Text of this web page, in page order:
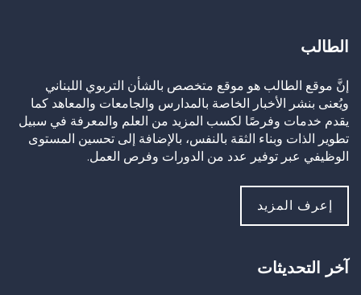
الطالب
إنَّ موقع الطالب هو موقع متخصص بالشأن التربوي اللبناني
ويُعنى بنشر الأخبار الخاصة بالمدارس والجامعات والمعاهد كما
يقدم خدمات وفرصًا لكسب المزيد من العلم والمعرفة في سبيل
تطوير الذات وبناء الثقة بالنفس، بالإضافة إلى تحسين المستوى
الوظيفي عبر توفير عدد من الدورات وفرص العمل.
إعرف المزيد
آخر التحديثات